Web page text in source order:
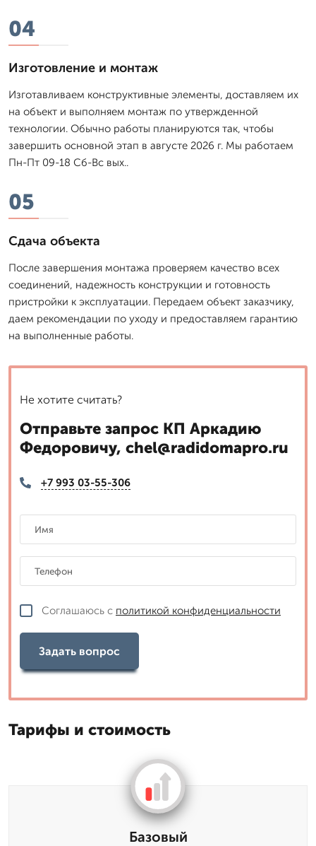
04
Изготовление и монтаж
Изготавливаем конструктивные элементы, доставляем их
на объект и выполняем монтаж по утвержденной
технологии. Обычно работы планируются так, чтобы
завершить основной этап в августе 2026 г. Мы работаем
Пн-Пт 09-18 Сб-Вс вых..
05
Сдача объекта
После завершения монтажа проверяем качество всех
соединений, надежность конструкции и готовность
пристройки к эксплуатации. Передаем объект заказчику,
даем рекомендации по уходу и предоставляем гарантию
на выполненные работы.
Не хотите считать?
Отправьте запрос КП Аркадию
Федоровичу, chel@radidomapro.ru
+7 993 03-55-306
Соглашаюсь с политикой конфиденциальности
Задать вопрос
Тарифы и стоимость
Базовый